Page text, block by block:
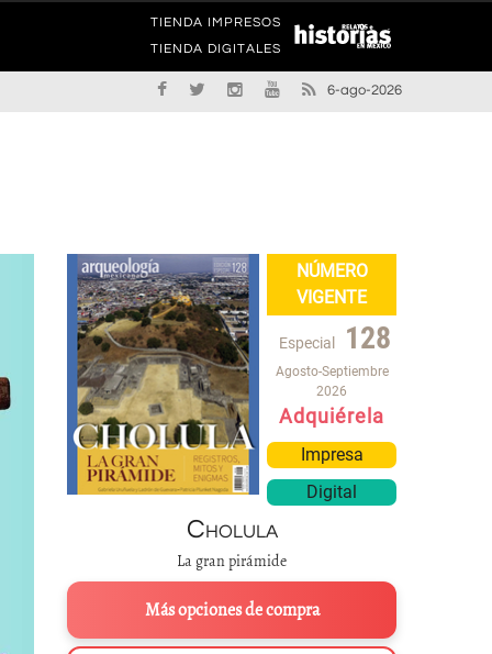
TIENDA IMPRESOS
TIENDA DIGITALES
6-ago-2026
NÚMERO
VIGENTE
Especial 128
Agosto-Septiembre
2026
Adquiérela
Impresa
Digital
Cholula
La gran pirámide
Más opciones de compra